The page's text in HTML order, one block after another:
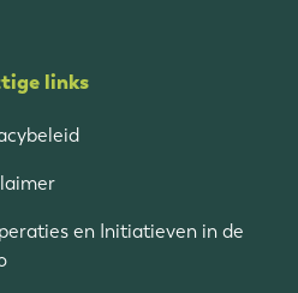
links
en Initiatieven in de